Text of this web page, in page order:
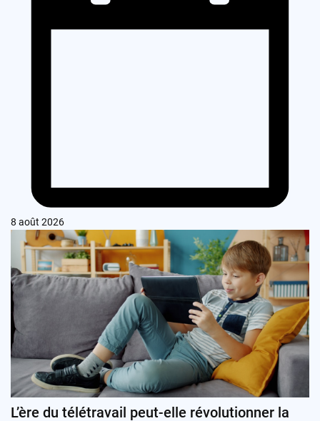
8 août 2026
L’ère du télétravail peut-elle révolutionner la